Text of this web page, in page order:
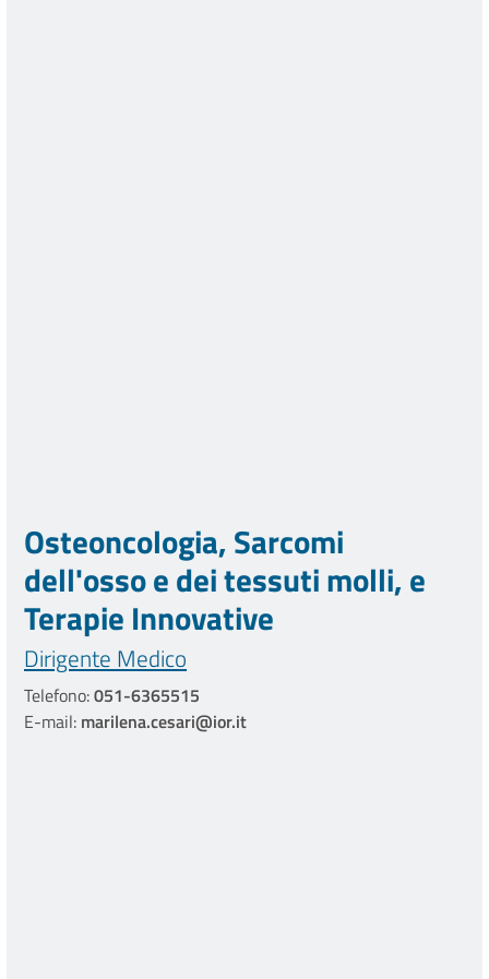
Osteoncologia, Sarcomi
dell'osso e dei tessuti molli, e
Terapie Innovative
Dirigente Medico
Telefono:051-6365515
E-mail: marilena.cesari@ior.it